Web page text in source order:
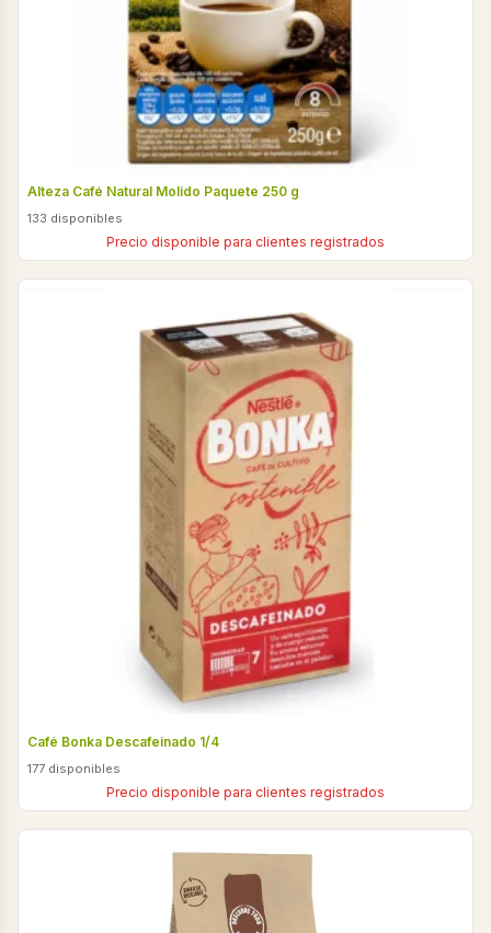
Alteza Café Natural Molido Paquete 250 g
133 disponibles
Precio disponible para clientes registrados
Café Bonka Descafeinado 1/4
177 disponibles
Precio disponible para clientes registrados